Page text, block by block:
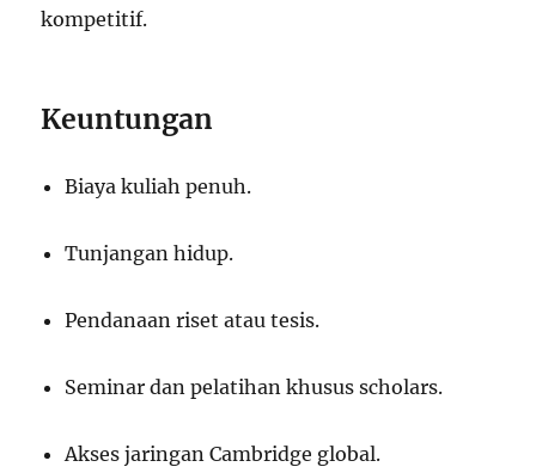
kompetitif.
Keuntungan
Biaya kuliah penuh.
Tunjangan hidup.
Pendanaan riset atau tesis.
Seminar dan pelatihan khusus scholars.
Akses jaringan Cambridge global.